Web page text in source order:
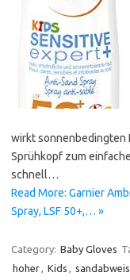
wirkt sonnenbedingten
Sprühkopf zum
schnell…
Read More: Garnier
Spray, LSF 50+,… »
Category: Baby Gloves
hoher, Kids ,